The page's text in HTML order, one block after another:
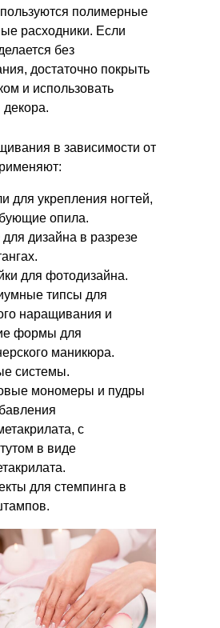
полимерные
расходники. Если
без
достаточно покрыть
и использовать
в зависимости от
для укрепления ногтей,
опила.
дизайна в разрезе
для фотодизайна.
типсы для
наращивания и
формы для
маникюра.
системы.
мономеры и пудры
с
в виде
для стемпинга в